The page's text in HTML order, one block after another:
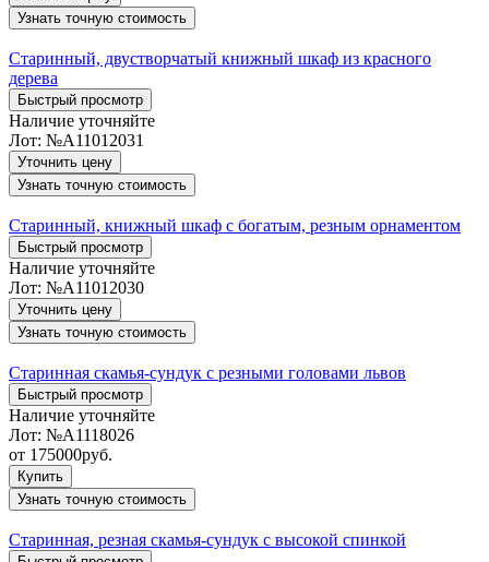
Узнать точную стоимость
Старинный, двустворчатый книжный шкаф из красного
дерева
Быстрый просмотр
Наличие уточняйте
Лот: №А11012031
Уточнить цену
Узнать точную стоимость
Старинный, книжный шкаф с богатым, резным орнаментом
Быстрый просмотр
Наличие уточняйте
Лот: №А11012030
Уточнить цену
Узнать точную стоимость
Старинная скамья-сундук с резными головами львов
Быстрый просмотр
Наличие уточняйте
Лот: №А1118026
от 175000руб.
Купить
Узнать точную стоимость
Старинная, резная скамья-сундук с высокой спинкой